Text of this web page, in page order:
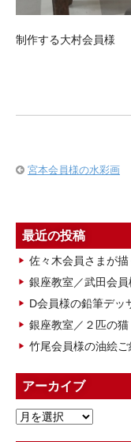
制作する大村会員様
宮本会員様の水彩画
最近の投稿
佐々木会員さまが
銀座教室／武田会
D会員様の鉛筆デッ
銀座教室／２匹の猫
竹尾会員様の油絵ご
アーカイブ
ア